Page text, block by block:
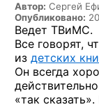
Автор: Сергей
Опубликовано:
Ведет ТВиМС.
Все говорят,
из детских
Он всегда
«так